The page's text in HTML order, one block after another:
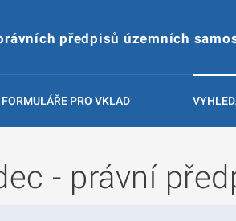
předpisů územních
FORMULÁŘE PRO VKLAD
- právní